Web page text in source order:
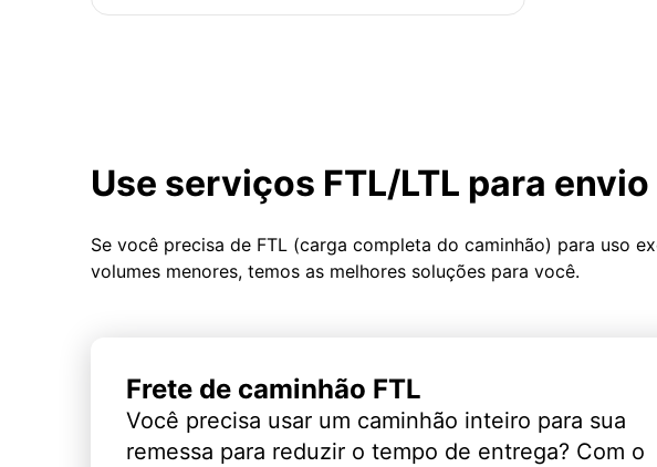
Use serviços FTL/LTL para
Se você precisa de FTL (carga completa do caminhão) para uso
volumes menores, temos as melhores soluções para você.
Frete de caminhão FTL
Você precisa usar um caminhão inteiro para sua
remessa para reduzir o tempo de entrega? Com o